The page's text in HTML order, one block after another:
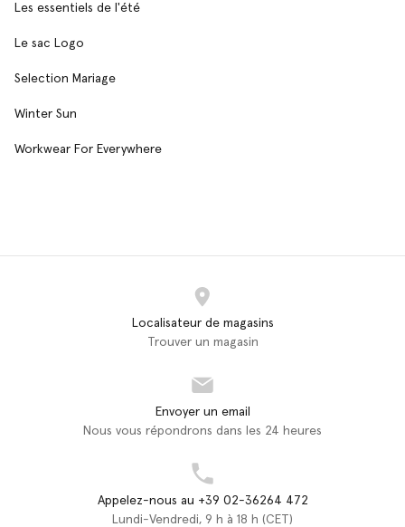
Les essentiels de l'été
Le sac Logo
Selection Mariage
Winter Sun
Workwear For Everywhere
Localisateur de magasins
Trouver un magasin
Envoyer un email
Nous vous répondrons dans les 24 heures
Appelez-nous au +39 02-36264 472
Lundi-Vendredi, 9 h à 18 h (CET)